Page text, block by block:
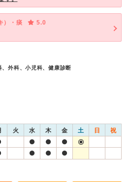
）・痰
5.0
外科、小児科、健康診断
火 水 木 金 土 日 祝